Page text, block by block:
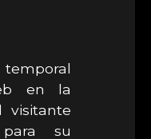
en la
visitante
su